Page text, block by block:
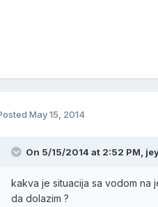
May 15, 2014
On 5/15/2014 at 2:52 PM,
kakva je situacija sa vodom na
da dolazim ?